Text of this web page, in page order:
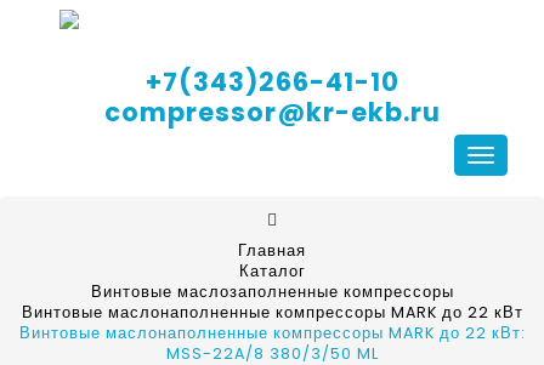
+7(343)266-41-10
compressor@kr-ekb.ru
Главная
Каталог
Винтовые маслозаполненные компрессоры
Винтовые маслонаполненные компрессоры MARK до 22 кВт
Винтовые маслонаполненные компрессоры MARK до 22 кВт:
MSS-22A/8 380/3/50 ML